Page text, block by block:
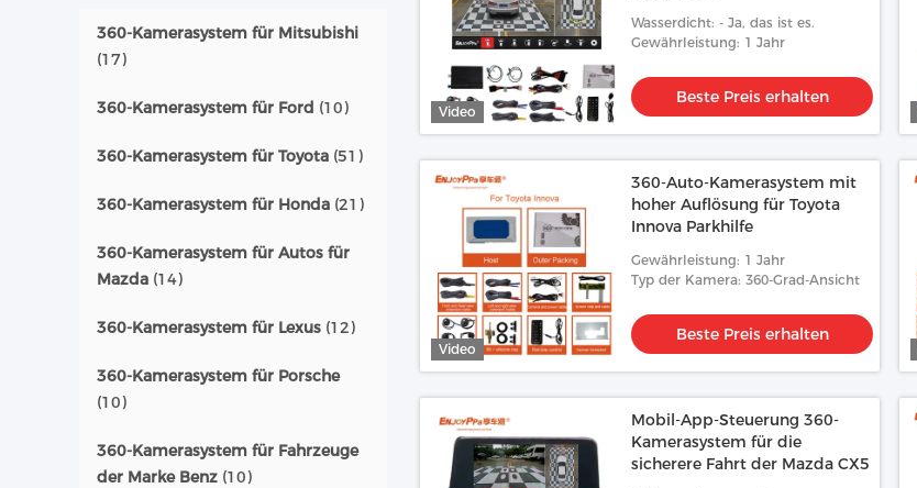
360-Kamerasystem für Mitsubishi
(17)
360-Kamerasystem für Ford (10)
360-Kamerasystem für Toyota (51)
360-Kamerasystem für Honda (21)
360-Kamerasystem für Autos für
Mazda (14)
360-Kamerasystem für Lexus (12)
360-Kamerasystem für Porsche
(10)
360-Kamerasystem für Fahrzeuge
der Marke Benz (10)
Video
Wasserdicht: - Ja, das ist es.
Gewährleistung: 1 Jahr
Beste Preis erhalten
Video
360-Auto-Kamerasystem mit
hoher Auflösung für Toyota
Innova Parkhilfe
Gewährleistung: 1 Jahr
Typ der Kamera: 360-Grad-Ansicht
Beste Preis erhalten
Mobil-App-Steuerung 360-
Kamerasystem für die
sicherere Fahrt der Mazda CX5